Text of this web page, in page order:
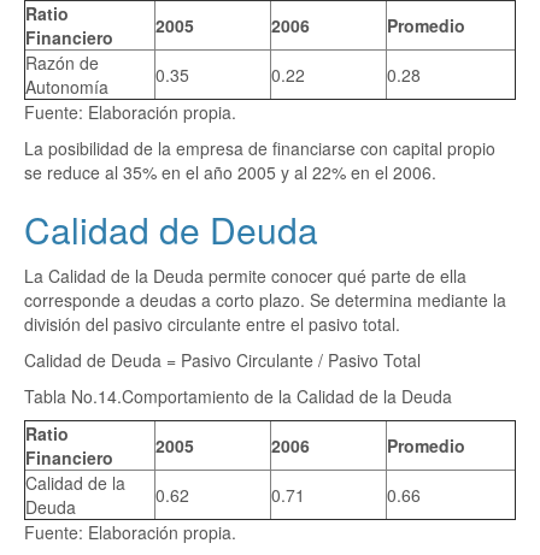
Ratio
Financiero
2005 2006
Promedio
Razón de
Autonomía
0.35 0.22
0.28
Fuente: Elaboración propia.
La posibilidad de la empresa de financiarse con capital propio
se reduce al 35% en el año 2005 y al 22% en el 2006.
Calidad de Deuda
La Calidad de la Deuda permite conocer qué parte de ella
corresponde a deudas a corto plazo. Se determina mediante la
división del pasivo circulante entre el pasivo total.
Calidad de Deuda = Pasivo Circulante / Pasivo Total
Tabla No.14.Comportamiento de la Calidad de la Deuda
Ratio
Financiero
2005 2006
Promedio
Calidad de la
Deuda
0.62 0.71
0.66
Fuente: Elaboración propia.